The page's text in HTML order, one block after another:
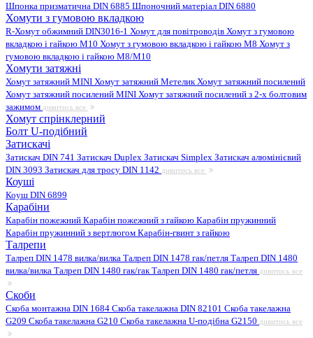
Шпонка призматична DIN 6885 Шпоночний матеріал DIN 6880
Хомути з гумовою вкладкою
R-Хомут обжимний DIN3016-1 Хомут для повітроводів Хомут з гумовою
вкладкою і гайкою M10 Хомут з гумовою вкладкою і гайкою M8 Хомут з
гумовою вкладкою і гайкою М8/M10
Хомути затяжні
Хомут затяжний MINI Хомут затяжний МетеликХомут затяжний посилений
Хомут затяжний посилений MINI Хомут затяжний посилений з 2-х болтовим
зажимом дивитись все
Хомут спрінклерний
Болт U-подібний
Затискачі
Затискач DIN 741 Затискач Duplex Затискач Simplex Затискач алюмінієвий
DIN 3093 Затискач для тросу DIN 1142 дивитись все
Коуші
Коуш DIN 6899
Карабіни
Карабін пожежний Карабін пожежний з гайкою Карабін пружинний
Карабін пружинний з вертлюгом Карабін-гвинт з гайкою
Талрепи
Талреп DIN 1478 вилка/вилка Талреп DIN 1478 гак/петля Талреп DIN 1480
вилка/вилка Талреп DIN 1480 гак/гакТалреп DIN 1480 гак/петля дивитись все
Скоби
Скоба монтажна DIN 1684 Скоба такелажна DIN 82101 Скоба такелажна
G209 Скоба такелажна G210 Скоба такелажна U-подібна G2150 дивитись все